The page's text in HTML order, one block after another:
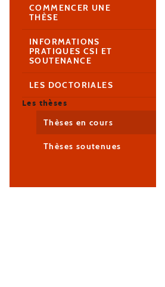
COMMENCER UNE
THÈSE
INFORMATIONS
PRATIQUES CSI ET
SOUTENANCE
LES DOCTORIALES
Les thèses
Thèses en cours
Thèses soutenues